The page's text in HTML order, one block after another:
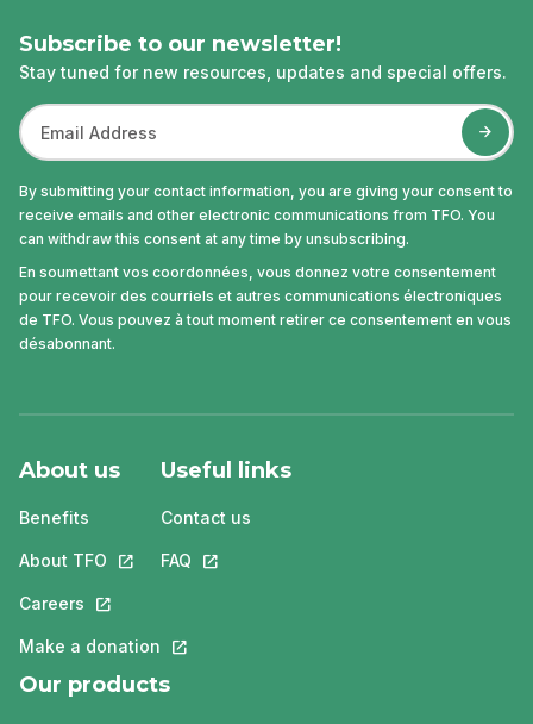
Subscribe to our newsletter!
Stay tuned for new resources, updates and special offers.
By submitting your contact information, you are giving your consent to
receive emails and other electronic communications from TFO. You
can withdraw this consent at any time by unsubscribing.
En soumettant vos coordonnées, vous donnez votre consentement
pour recevoir des courriels et autres communications électroniques
de TFO. Vous pouvez à tout moment retirer ce consentement en vous
désabonnant.
About us
Benefits
About TFO This link will open in a new tab.
Careers This link will open in a new tab.
Make a donation This link will open in a new tab.
Useful links
Contact us
FAQ This link will open in a new tab.
Our products